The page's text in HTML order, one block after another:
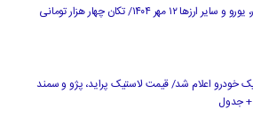
قیمت جدید دلار، یورو و سایر ارزها ۱۲ مهر ۱۴۰۴/ تکان چهار هزار تومانی
خودرو اعلام شد/ قیمت لاستیک پراید، پژو و سمند
+ جدول